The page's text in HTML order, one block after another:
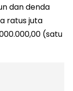
dan denda
ratus juta
(satu